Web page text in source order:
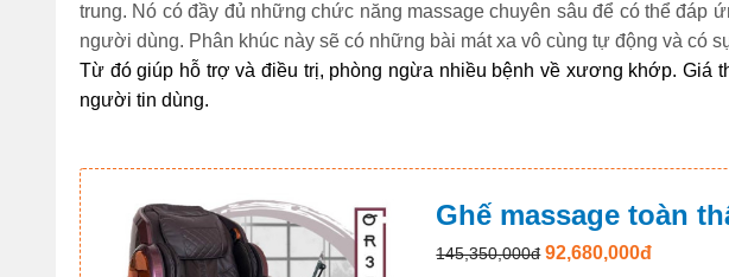
trung. Nó có đầy đủ những chức năng massage chuyên sâu để có thể đáp
người dùng. Phân khúc này sẽ có những bài mát xa vô cùng tự động và có
Từ đó giúp hỗ trợ và điều trị, phòng ngừa nhiều bệnh về xương khớp. Giá
người tin dùng.
Ghế massage toàn
145,350,000đ 92,680,000đ